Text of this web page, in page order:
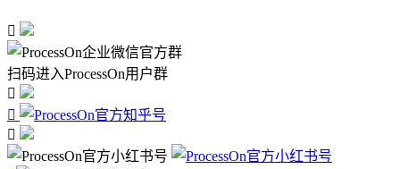

扫码进入ProcessOn用户群


